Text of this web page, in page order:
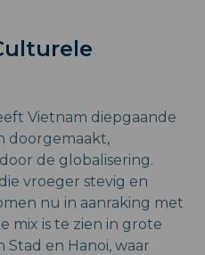
Vietnam diepgaande
doorgemaakt,
de globalisering.
vroeger stevig en
nu in aanraking met
mix is te zien in grote
Stad en Hanoi, waar